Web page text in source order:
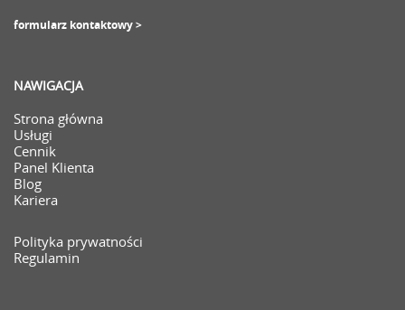
formularz kontaktowy >
NAWIGACJA
Strona główna
Usługi
Cennik
Panel Klienta
Blog
Kariera
Polityka prywatności
Regulamin